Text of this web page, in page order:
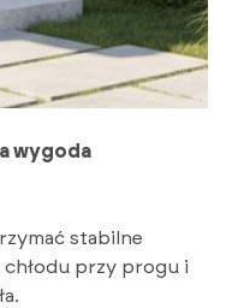
wygoda
stabilne
przy progu i